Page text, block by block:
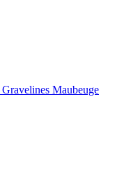
Gravelines Maubeuge